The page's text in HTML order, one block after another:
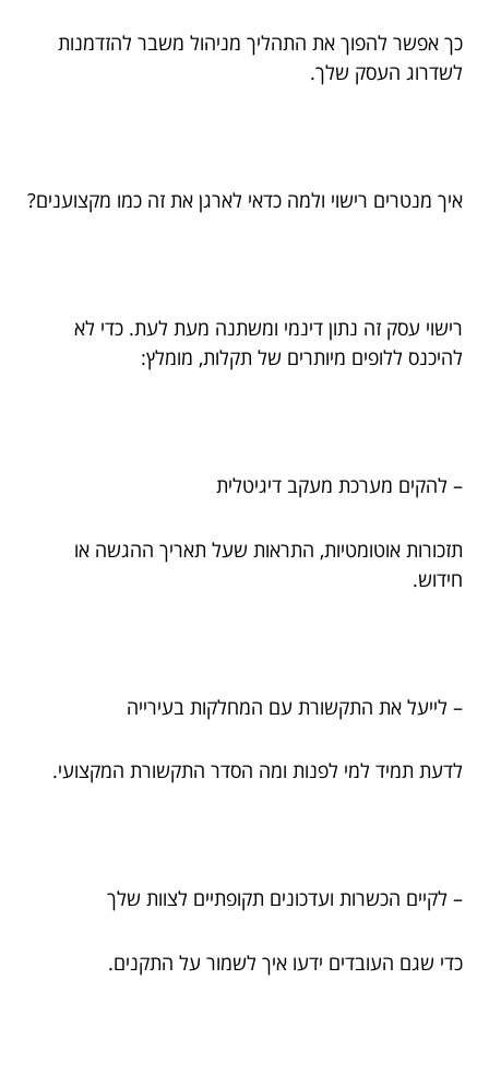
כך אפשר להפוך את התהליך מניהול משבר להזדמנות
לשדרוג העסק שלך.
איך מנטרים רישוי ולמה כדאי לארגן את זה כמו מקצוענים?
רישוי עסק זה נתון דינמי ומשתנה מעת לעת. כדי לא
להיכנס ללופים מיותרים של תקלות, מומלץ:
– להקים מערכת מעקב דיגיטלית
תזכורות אוטומטיות, התראות שעל תאריך ההגשה או
חידוש.
– לייעל את התקשורת עם המחלקות בעירייה
לדעת תמיד למי לפנות ומה הסדר התקשורת המקצועי.
– לקיים הכשרות ועדכונים תקופתיים לצוות שלך
כדי שגם העובדים ידעו איך לשמור על התקנים.